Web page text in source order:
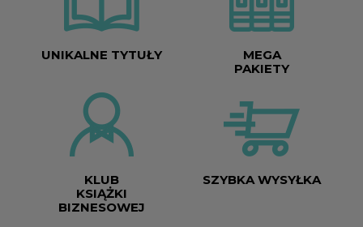
UNIKALNE TYTUŁY
MEGA
PAKIETY
KLUB
KSIĄŻKI
BIZNESOWEJ
SZYBKA WYSYŁKA